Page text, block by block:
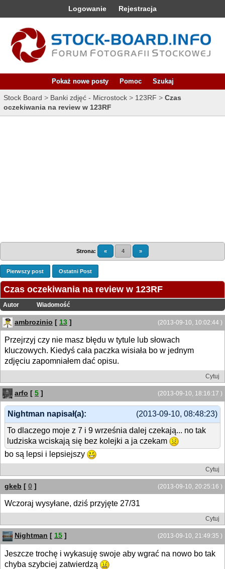
Logowanie Rejestracja
Pokaż nowe posty Pomoc Szukaj
Stock Board > Banki zdjęć - Microstock > 123RF > Czas
oczekiwania na review w 123RF
Strona: « 4 »
Pierwszy post Ostatni Post
Czas oczekiwania na review w 123RF
Autor Wiadomość
(2013-09-10, 10:02:44 )
ambrozinio [ 13 ]
Przejrzyj czy nie masz błędu w tytule lub słowach
kluczowych. Kiedyś cała paczka wisiała bo w jednym
zdjęciu zapomniałem dać opisu.
Cytuj
(2013-09-10, 18:16:17 )
arfo [ 5 ]
(2013-09-10, 08:48:23)
Nightman napisał(a):
To dlaczego moje z 7 i 9 września dalej czekają... no tak
ludziska wciskają się bez kolejki a ja czekam
bo są lepsi i lepsiejszy
Cytuj
(2013-09-10, 20:25:16 )
gkeb [ 0 ]
Wczoraj wysyłane, dziś przyjęte 27/31
Cytuj
(2013-09-10, 21:49:35 )
Nightman [ 15 ]
Jeszcze trochę i wykasuję swoje aby wgrać na nowo bo tak
chyba szybciej zatwierdzą